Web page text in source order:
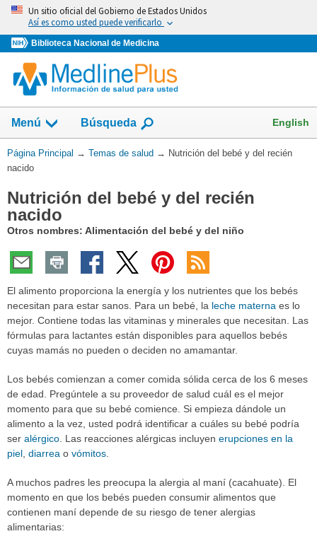
Omita
vaya
al
Contenido
Un sitio oficial del Gobierno de Estados Unidos
Así es como usted puede verificarlo
Biblioteca Nacional de Medicina
Menú
Mostrar
campo
de
Búsqueda English
Usted
está
Página Principal → Temas de salud → Nutrición del bebé y del recién
nacido
Nutrición del bebé y del recién
nacido
Otros nombres: Alimentación del bebé y del niño
El alimento proporciona la energía y los nutrientes que los bebés
necesitan para estar sanos. Para un bebé, la leche materna es lo
mejor. Contiene todas las vitaminas y minerales que necesitan. Las
fórmulas para lactantes están disponibles para aquellos bebés
cuyas mamás no pueden o deciden no amamantar.
Los bebés comienzan a comer comida sólida cerca de los 6 meses
de edad. Pregúntele a su proveedor de salud cuál es el mejor
momento para que su bebé comience. Si empieza dándole un
alimento a la vez, usted podrá identificar a cuáles su bebé podría
ser alérgico . Las reacciones alérgicas incluyen erupciones en la
piel diarrea o vómitos
A muchos padres les preocupa la alergia al maní (cacahuate). El
momento en que los bebés pueden consumir alimentos que
contienen maní depende de su riesgo de tener alergias
alimentarias: